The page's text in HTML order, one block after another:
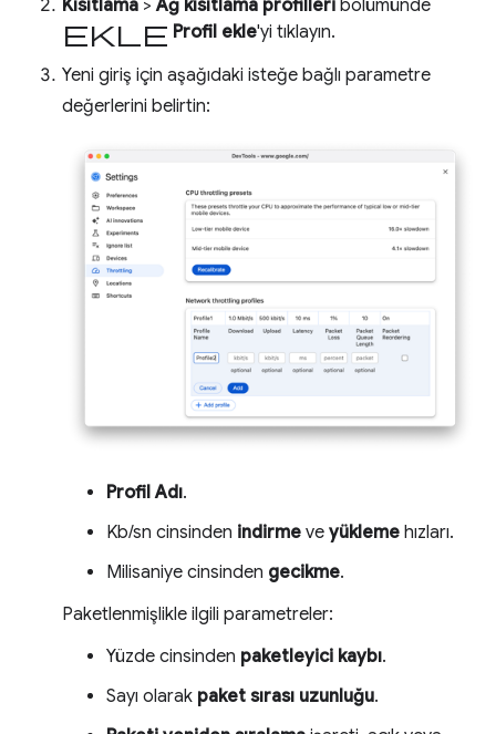
Kısıtlama >Ağ kısıtlama profilleri bölümünde
ekle Profil ekle'yi tıklayın.
Yeni giriş için aşağıdaki isteğe bağlı parametre
değerlerini belirtin:
Profil Adı.
Kb/sn cinsinden indirme ve yükleme hızları.
Milisaniye cinsinden gecikme.
Paketlenmişlikle ilgili parametreler:
Yüzde cinsinden paketleyici kaybı.
Sayı olarak paket sırası uzunluğu.